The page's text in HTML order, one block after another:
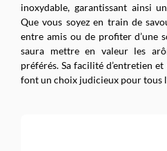
inoxydable, garantissant ainsi
Que vous soyez en train de
entre amis ou de profiter d’une
saura mettre en valeur les
préférés. Sa facilité d’entretien
font un choix judicieux pour tous